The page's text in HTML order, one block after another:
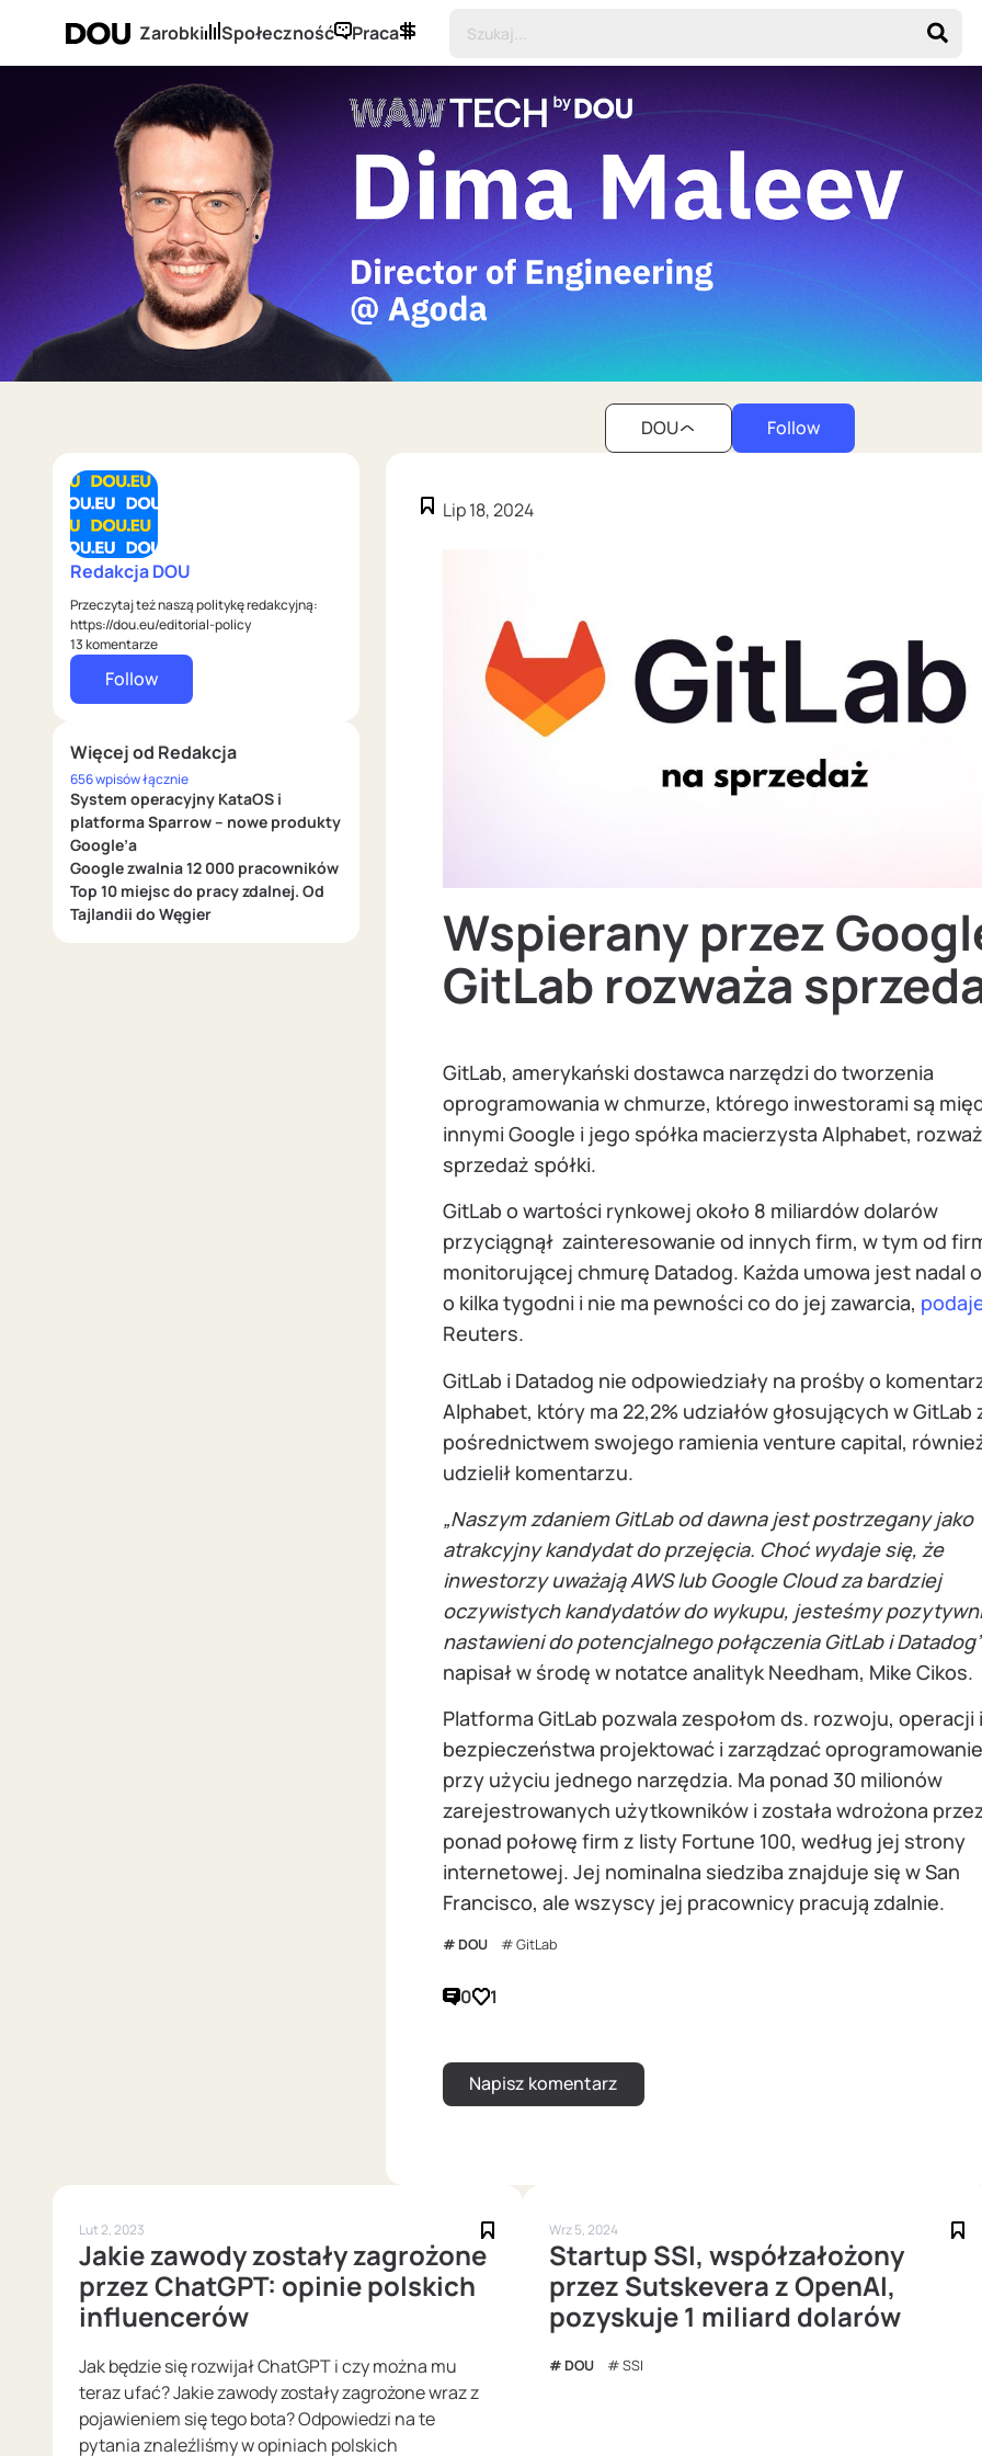
Zarobki Społeczność Praca
DOU Follow
Redakcja DOU
Przeczytaj też naszą politykę redakcyjną:
https://dou.eu/editorial-policy
13 komentarze
Follow
Więcej od Redakcja
656 wpisów łącznie
System operacyjny KataOS i
platforma Sparrow – nowe produkty
Google’a
Google zwalnia 12 000 pracowników
Top 10 miejsc do pracy zdalnej. Od
Tajlandii do Węgier
Lip 18, 2024
Wspierany przez
GitLab rozważa
GitLab, amerykański dostawca narzędzi do tworzenia
oprogramowania w chmurze, którego inwestorami są
innymi Google i jego spółka macierzysta Alphabet,
sprzedaż spółki.
GitLab o wartości rynkowej około 8 miliardów dolarów
przyciągnął zainteresowanie od innych firm, w tym od
monitorującej chmurę Datadog. Każda umowa jest nadal
o kilka tygodni i nie ma pewności co do jej zawarcia,
Reuters.
GitLab i Datadog nie odpowiedziały na prośby o
Alphabet, który ma 22,2% udziałów głosujących w GitLab
pośrednictwem swojego ramienia venture capital,
udzielił komentarzu.
„Naszym zdaniem GitLab od dawna jest postrzegany jako
atrakcyjny kandydat do przejęcia. Choć wydaje się, że
inwestorzy uważają AWS lub Google Cloud za bardziej
oczywistych kandydatów do wykupu, jesteśmy
nastawieni do potencjalnego połączenia GitLab i
napisał w środę w notatce analityk Needham, Mike Cikos.
Platforma GitLab pozwala zespołom ds. rozwoju, operacji i
bezpieczeństwa projektować i zarządzać
przy użyciu jednego narzędzia. Ma ponad 30 milionów
zarejestrowanych użytkowników i została wdrożona
ponad połowę firm z listy Fortune 100, według jej strony
internetowej. Jej nominalna siedziba znajduje się w San
Francisco, ale wszyscy jej pracownicy pracują zdalnie.
DOU GitLab
0 1
Lut 2, 2023
Jakie zawody zostały zagrożone
przez ChatGPT: opinie polskich
influencerów
Jak będzie się rozwijał ChatGPT i czy można mu
teraz ufać? Jakie zawody zostały zagrożone wraz z
pojawieniem się tego bota? Odpowiedzi na te
pytania znaleźliśmy w opiniach polskich
Wrz 5, 2024
Startup SSI, współzałożony
przez Sutskevera z OpenAI,
pozyskuje 1 miliard dolarów
DOU SSI